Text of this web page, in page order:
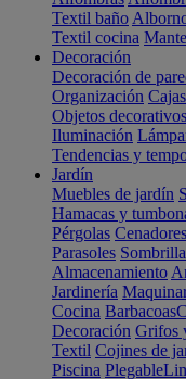
Textil baño
Textil cocina
Decoración
Decoración de
Organización
Objetos decorativos
Iluminación
Tendencias y
Jardín
Muebles de jardín
Hamacas y
Pérgolas Cenadores
Parasoles
Almacenamiento
Jardinería
Cocina Barbacoas
Decoración Grifos
Textil Cojines de
Piscina Plegable